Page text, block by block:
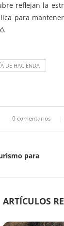
reflejan la
para
DE HACIENDA
0 comentarios
para
ARTÍCULOS